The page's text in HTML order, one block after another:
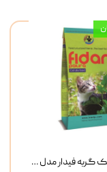
غذای خشک گربه فیدار مدل Adult وزن 10 کیلوگرم